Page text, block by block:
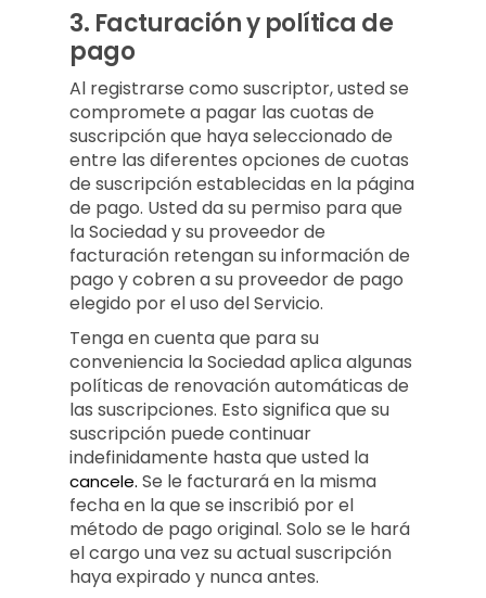
3. Facturación y política de
pago
Al registrarse como suscriptor, usted se
compromete a pagar las cuotas de
suscripción que haya seleccionado de
entre las diferentes opciones de cuotas
de suscripción establecidas en la página
de pago. Usted da su permiso para que
la Sociedad y su proveedor de
facturación retengan su información de
pago y cobren a su proveedor de pago
elegido por el uso del Servicio.
Tenga en cuenta que para su
conveniencia la Sociedad aplica algunas
políticas de renovación automáticas de
las suscripciones. Esto significa que su
suscripción puede continuar
indefinidamente hasta que usted la
cancele. Se le facturará en la misma
fecha en la que se inscribió por el
método de pago original. Solo se le hará
el cargo una vez su actual suscripción
haya expirado y nunca antes.